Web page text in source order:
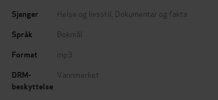
Sjanger Helse og livsstil Dokumentar og fakta
Språk Bokmål
Format mp3
DRM-
beskyttelse
Vannmerket